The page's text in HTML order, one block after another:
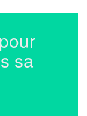
sa